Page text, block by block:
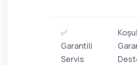
✅
Garantili
Servis